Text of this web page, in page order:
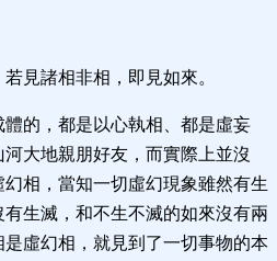
見諸相非相，即見如來。
的，都是以心執相、都是虛妄
大地親朋好友，而實際上並沒
相，當知一切虛幻現象雖然有生
生滅，和不生不滅的如來沒有兩
虛幻相，就見到了一切事物的本